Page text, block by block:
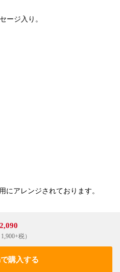
ージ入り。
アレンジされております。
税）
購入する